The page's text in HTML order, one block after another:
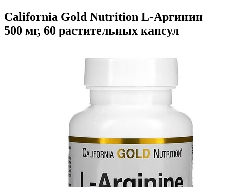
California Gold Nutrition L-Аргинин
500 мг, 60 растительных капсул